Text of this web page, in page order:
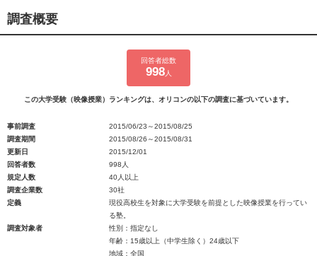
調査概要
回答者総数
998人
この大学受験（映像授業）ランキングは、オリコンの以下の調査に基づいています。
事前調査
2015/06/23～2015/08/25
調査期間
2015/08/26～2015/08/31
更新日
2015/12/01
回答者数
998人
規定人数
40人以上
調査企業数
30社
定義
現役高校生を対象に大学受験を前提とした映像授業を行ってい
る塾。
調査対象者
性別：指定なし
年齢：15歳以上（中学生除く）24歳以下
地域：全国